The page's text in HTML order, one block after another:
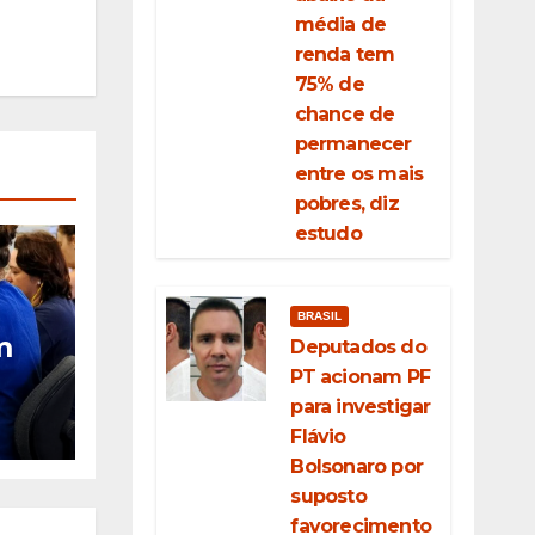
média de
renda tem
75% de
chance de
permanecer
entre os mais
pobres, diz
estudo
BRASIL
Deputados do
PT acionam PF
para investigar
Flávio
Bolsonaro por
suposto
favorecimento